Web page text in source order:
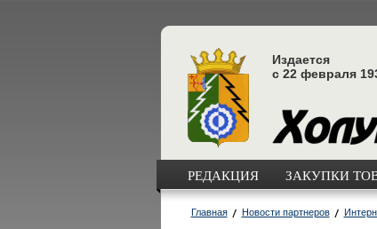
Издается
с 22 февраля
РЕДАКЦИЯ ЗАКУПКИ
Главная Новости партнеров